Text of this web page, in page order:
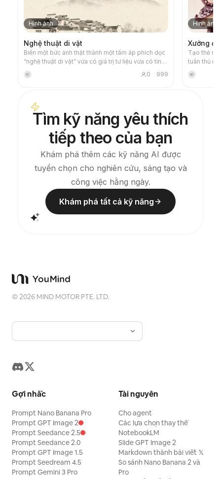
Hình ảnh
Nghệ thuật di vật
Biến một bức ảnh thật thành một tấm áp phích dọc
“nghệ thuật di vật” vừa có giá trị tư liệu vừa có tính
nghệ thuật: phần trên giữ nguyên bức ảnh gốc
chưa chỉnh sửa, phần dưới dùng nền giấy ấm hoặc
không phải tranh minh họa hay áp phích trang trí
thông thường, mà sử dụng các mảng mực ít, cạnh
mềm, khoảng trống và nét vẽ thưa – để cô đọng
kiến trúc, đô thị, mặt nước, con đường, tỷ lệ con
người, đường chân trời và tương quan sáng tối, nhờ
đó chủ thể vẫn giữ được độ nhận diện ngay cả
trong ảnh thu nhỏ. Tổng thể hình ảnh đề cao sự tĩnh
lặng, tiết chế và chất liệu như bản khắc hiện đại.
Màu sắc được lấy từ ảnh gốc, xoay quanh xanh
dương đậm, đen mực, xanh xám, màu đá hoặc các
gam ấm có độ bão hòa thấp, và đôi khi thêm một
chấm ấm nhỏ. Tiêu đề thường được giữ rất nhỏ, đầy
chất thơ, như nhãn triển lãm, không lấn át. Phù hợp
để làm áp phích nghệ thuật tối giản, bộ sưu tập di
gốc, đồng thời tạo ra một “dấu ấn ký ức” theo một
hệ thống ổn định ở phía dưới, mang lại cho mỗi bức
ảnh một cảm xúc riêng và một bản sắc thị giác có
khả năng mở rộng.
积 0 999
Hình ảnh
Xưởng
Tạo thẻ
tuân thủ
鲜
Tìm kỹ năng yêu thích
tiếp theo của bạn
Khám phá thêm các kỹ năng AI được
tuyển chọn cho nghiên cứu, sáng tạo và
công việc hằng ngày.
Khám phá tất cả kỹ năng
©2026 MIND MOTOR PTE. LTD.
Gợi nhắc
Prompt Nano Banana Pro
Prompt GPT Image 2
Prompt Seedance 2.5
Prompt Seedance 2.0
Prompt GPT Image 1.5
Prompt Seedream 4.5
Prompt Gemini 3 Pro
Tài nguyên
Cho agent
Các lựa chọn thay thế
NotebookLM
Slide GPT Image 2
Markdown thành bài viết 𝕏
So sánh Nano Banana 2 và
Pro